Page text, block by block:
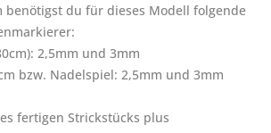
benötigst du für dieses Modell folgende
2,5mm und 3mm
bzw. Nadelspiel: 2,5mm und 3mm
fertigen Strickstücks plus